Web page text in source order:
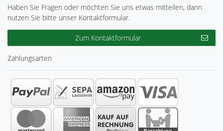
Haben Sie Fragen oder möchten Sie uns etwas mitteilen, dann
nutzen Sie bitte unser Kontaktformular.
Zum Kontaktformular
Zahlungsarten